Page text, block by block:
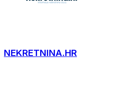
NEKRETNINA.HR